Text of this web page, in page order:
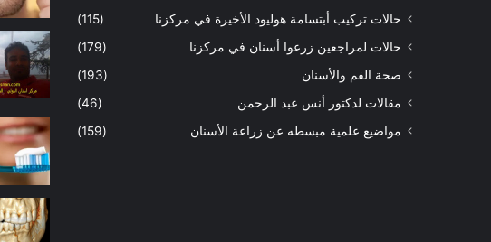
حالات تركيب أبتسامة هوليود الأخيرة في مركزنا
(115)
حالات لمراجعين زرعوا أسنان في مركزنا
(179)
صحة الفم والأسنان
(193)
مقالات لدكتور أنس عبد الرحمن
(46)
مواضيع علمية مبسطه عن زراعة الأسنان
(159)